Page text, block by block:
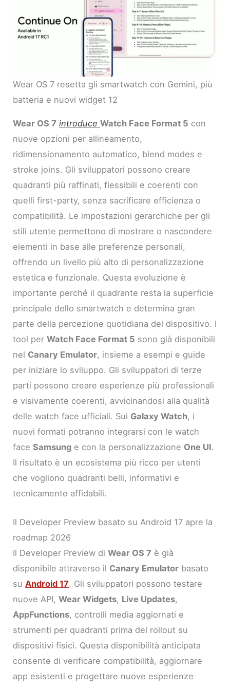
Wear OS 7 resetta gli smartwatch con Gemini, più
batteria e nuovi widget 12
Wear OS 7 introduceWatch Face Format 5 con
nuove opzioni per allineamento,
ridimensionamento automatico, blend modes e
stroke joins. Gli sviluppatori possono creare
quadranti più raffinati, flessibili e coerenti con
quelli first-party, senza sacrificare efficienza o
compatibilità. Le impostazioni gerarchiche per gli
stili utente permettono di mostrare o nascondere
elementi in base alle preferenze personali,
offrendo un livello più alto di personalizzazione
estetica e funzionale. Questa evoluzione è
importante perché il quadrante resta la superficie
principale dello smartwatch e determina gran
parte della percezione quotidiana del dispositivo. I
tool perWatch Face Format 5 sono già disponibili
nel Canary Emulator, insieme a esempi e guide
per iniziare lo sviluppo. Gli sviluppatori di terze
parti possono creare esperienze più professionali
e visivamente coerenti, avvicinandosi alla qualità
delle watch face ufficiali. Sui Galaxy Watch, i
nuovi formati potranno integrarsi con le watch
faceSamsung e con la personalizzazione One UI.
Il risultato è un ecosistema più ricco per utenti
che vogliono quadranti belli, informativi e
tecnicamente affidabili.
Il Developer Preview basato su Android 17 apre la
roadmap 2026
Il Developer Preview diWear OS 7 è già
disponibile attraverso il Canary Emulator basato
suAndroid 17. Gli sviluppatori possono testare
nuove API,Wear Widgets, Live Updates,
AppFunctions, controlli media aggiornati e
strumenti per quadranti prima del rollout su
dispositivi fisici. Questa disponibilità anticipata
consente di verificare compatibilità, aggiornare
app esistenti e progettare nuove esperienze